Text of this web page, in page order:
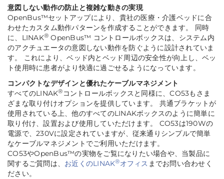
意図しない動作の防止と複雑な動きの実現
OpenBus™セットアップにより、貴社の医療・介護ベッドに合
わせたカスタム動作パターンを作成することができます。 同時
に、LINAK® OpenBus™ コントロールボックスは、システム内
のアクチュエータの意図しない動作を防ぐように設計されていま
す。 これにより、ベッド内とベッド周辺の安全性が向上し、ベッ
ト使用時に患者がより快適に過ごせるようになっています。
コンパクトなデザインと優れたケーブルマネジメント
すべてのLINAK® コントロールボックスと同様に、CO53もさま
ざまな取り付けオプションを提供しています。 共通ブラケットが
使用されている上、他のすべてのLINAKボックスのように簡単に
取り付け、設置および使用していただけます。 CO53は190Wの
電源で、230Vに設定されていますが、従来通りシンプルで簡単
なケーブルマネジメントでご利用いただけます。
CO53やOpenBus™の実物をご覧になりたい場合や、当製品に
関するご質問は、 お近くのLINAK®オフィス までお問い合わせく
ださい。